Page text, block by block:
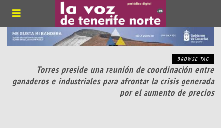
BROWSE TAG
Torres preside una reunión de coordinación entre
ganaderos e industriales para afrontar la crisis generada
por el aumento de precios